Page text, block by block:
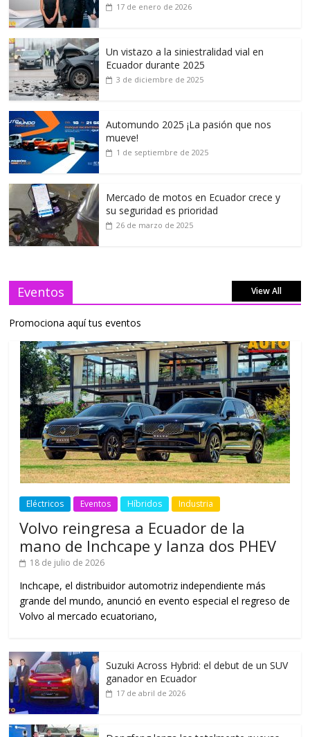
17 de enero de 2026
Un vistazo a la siniestralidad vial en
Ecuador durante 2025
3 de diciembre de 2025
Automundo 2025 ¡La pasión que nos
mueve!
1 de septiembre de 2025
Mercado de motos en Ecuador crece y
su seguridad es prioridad
26 de marzo de 2025
Eventos View All
Promociona aquí tus eventos
Eléctricos Eventos Híbridos Industria
Volvo reingresa a Ecuador de la
mano de Inchcape y lanza dos PHEV
18 de julio de 2026
Inchcape, el distribuidor automotriz independiente más
grande del mundo, anunció en evento especial el regreso de
Volvo al mercado ecuatoriano,
Suzuki Across Hybrid: el debut de un SUV
ganador en Ecuador
17 de abril de 2026